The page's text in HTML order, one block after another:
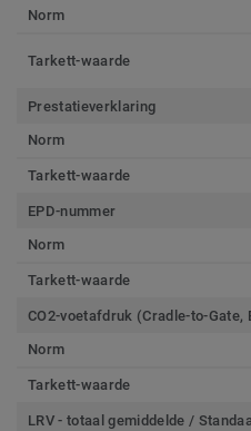
Norm
Tarkett-waarde
Prestatieverklaring
Norm
Tarkett-waarde
EPD-nummer
Norm
Tarkett-waarde
CO2-voetafdruk (Cradle-to-Gate,
Norm
Tarkett-waarde
LRV - totaal gemiddelde /